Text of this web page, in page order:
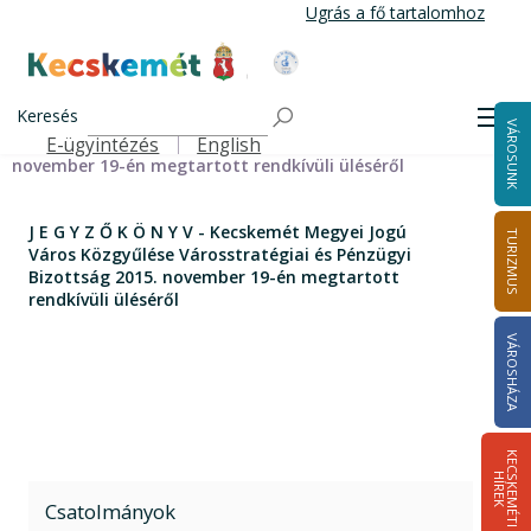
tartalomra
Ugrás a fő tartalomhoz
Kecskemét Város Honlapja
Keresés
Felső navigáció
E-ügyintézés English VÁROSUNK
TURIZMUS
VÁROSHÁZA
K
E
C
S
K
E
M
É
T
I
HÍ
R
E
K
J E G Y Z Ő K Ö N Y V - Kecskemét Megyei Jogú Város
Közgyűlése Városstratégiai és Pénzügyi Bizottság 2015.
november 19-én megtartott rendkívüli üléséről
J E G Y Z Ő K Ö N Y V - Kecskemét Megyei Jogú
Város Közgyűlése Városstratégiai és Pénzügyi
Bizottság 2015. november 19-én megtartott
rendkívüli üléséről
Csatolmányok